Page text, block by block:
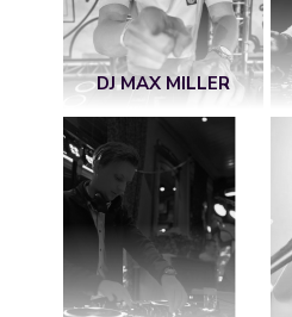
DJ MAX MILLER